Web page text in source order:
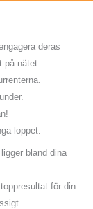
deras
på nätet.
loppet:
bland dina
för din